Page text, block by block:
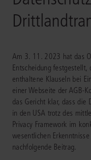
Am 3. 11. 2023 hat das
Entscheidung festgestellt,
enthaltene Klauseln bei
einer Webseite der AGB-
das Gericht klar, dass die
in den USA trotz des
Privacy Framework im
wesentlichen
nachfolgende Beitrag.